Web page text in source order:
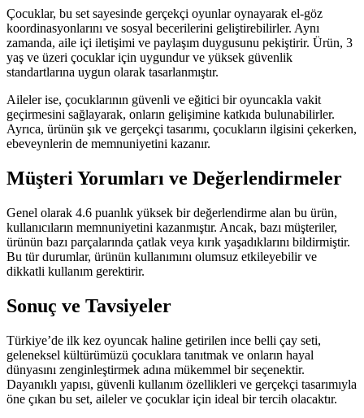
Çocuklar, bu set sayesinde gerçekçi oyunlar oynayarak el-göz
koordinasyonlarını ve sosyal becerilerini geliştirebilirler. Aynı
zamanda, aile içi iletişimi ve paylaşım duygusunu pekiştirir. Ürün, 3
yaş ve üzeri çocuklar için uygundur ve yüksek güvenlik
standartlarına uygun olarak tasarlanmıştır.
Aileler ise, çocuklarının güvenli ve eğitici bir oyuncakla vakit
geçirmesini sağlayarak, onların gelişimine katkıda bulunabilirler.
Ayrıca, ürünün şık ve gerçekçi tasarımı, çocukların ilgisini çekerken,
ebeveynlerin de memnuniyetini kazanır.
Müşteri Yorumları ve Değerlendirmeler
Genel olarak 4.6 puanlık yüksek bir değerlendirme alan bu ürün,
kullanıcıların memnuniyetini kazanmıştır. Ancak, bazı müşteriler,
ürünün bazı parçalarında çatlak veya kırık yaşadıklarını bildirmiştir.
Bu tür durumlar, ürünün kullanımını olumsuz etkileyebilir ve
dikkatli kullanım gerektirir.
Sonuç ve Tavsiyeler
Türkiye’de ilk kez oyuncak haline getirilen ince belli çay seti,
geleneksel kültürümüzü çocuklara tanıtmak ve onların hayal
dünyasını zenginleştirmek adına mükemmel bir seçenektir.
Dayanıklı yapısı, güvenli kullanım özellikleri ve gerçekçi tasarımıyla
öne çıkan bu set, aileler ve çocuklar için ideal bir tercih olacaktır.